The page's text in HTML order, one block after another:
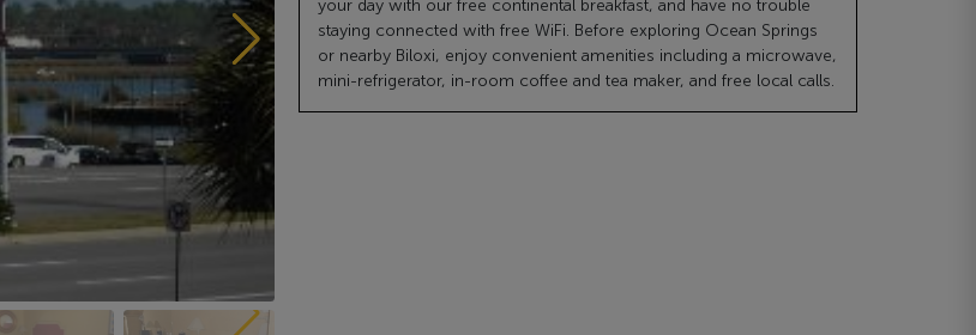
your day with our free continental breakfast, and have no trouble
staying connected with free WiFi. Before exploring Ocean Springs
or nearby Biloxi, enjoy convenient amenities including a microwave,
mini-refrigerator, in-room coffee and tea maker, and free local calls.